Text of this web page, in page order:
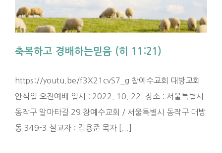
축복하고 경배하는믿음 (히 11:21)
https://youtu.be/f3X21cvS7_g 참예수교회 대방교회
안식일 오전예배 일시 : 2022. 10. 22. 장소 : 서울특별시
동작구 알마타길 29 참예수교회 / 서울특별시 동작구 대방
동 349-3 설교자 : 김용준 목자 [...]